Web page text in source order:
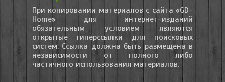
При копировании материалов с сайта «GD-
Home» для интернет-изданий
обязательным условием являются
открытые гиперссылки для поисковых
систем. Ссылка должна быть размещена в
независимости от полного либо
частичного использования материалов.